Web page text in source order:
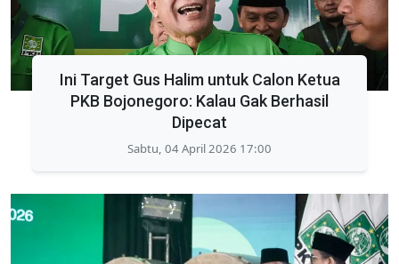
Ini Target Gus Halim untuk Calon Ketua
PKB Bojonegoro: Kalau Gak Berhasil
Dipecat
Sabtu, 04 April 2026 17:00